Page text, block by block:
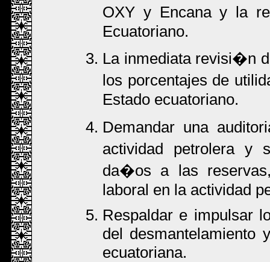
OXY y Encana y la
Ecuatoriano.
La inmediata revisi�n
los porcentajes de
Estado ecuatoriano.
Demandar una
actividad petrolera y
da�os a las
laboral en la actividad
Respaldar e impulsar
del desmantelamiento
ecuatoriana.